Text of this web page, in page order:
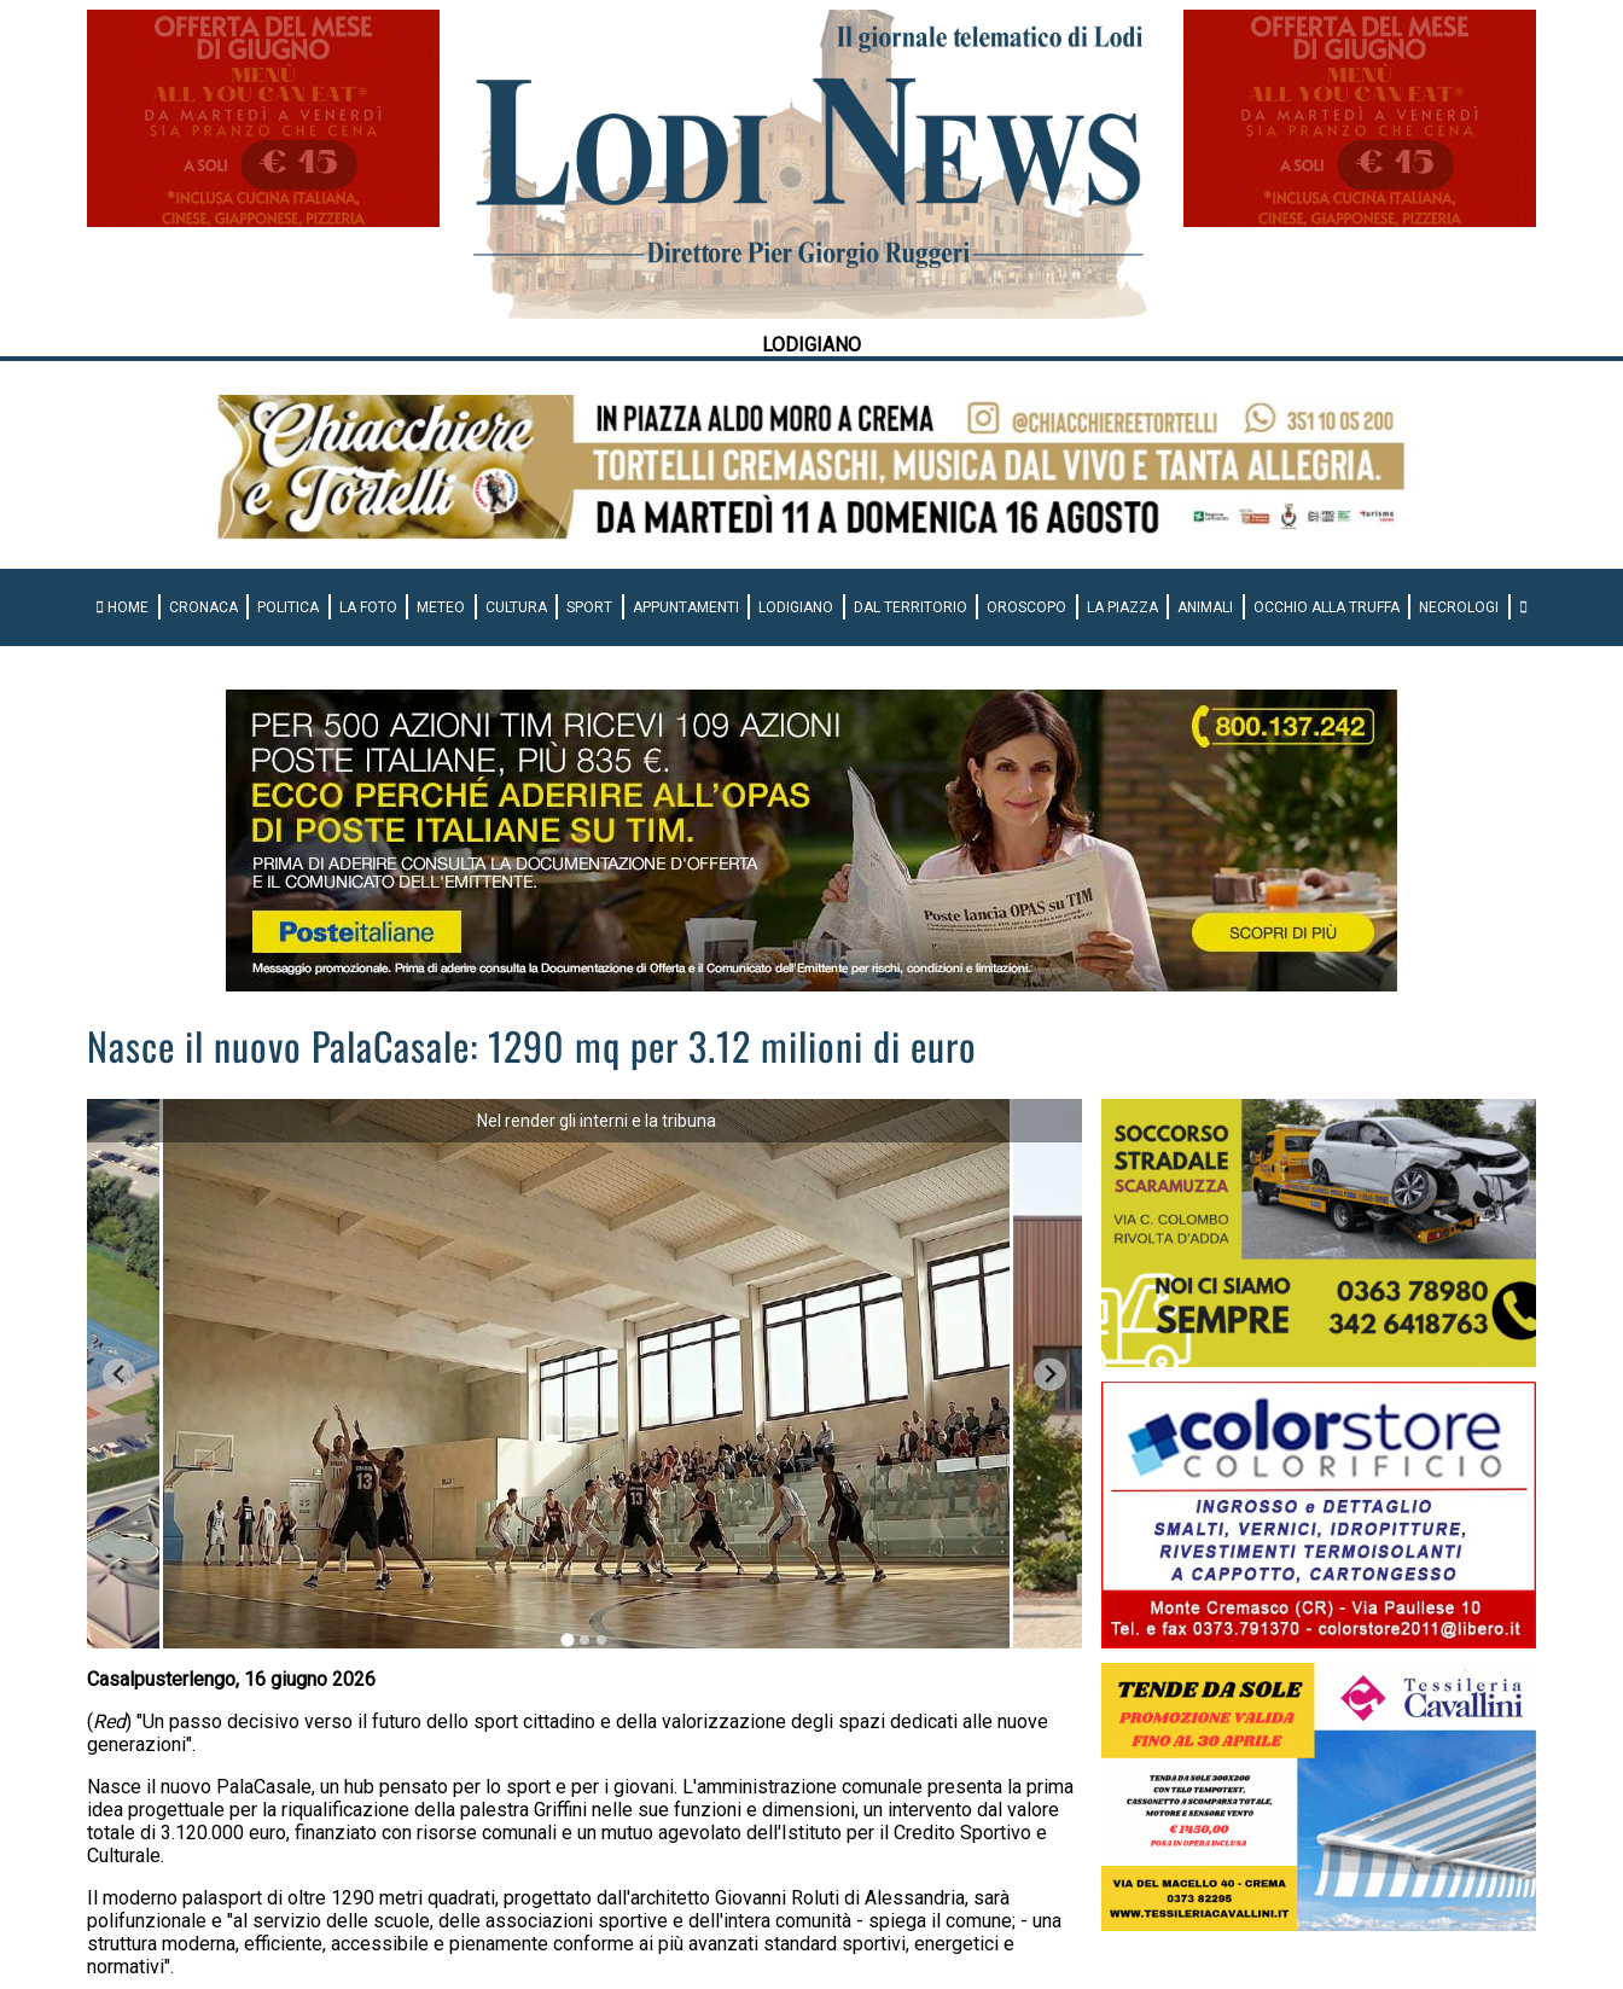
LODIGIANO
HOME CRONACA POLITICA LA FOTO METEO CULTURA SPORT APPUNTAMENTI LODIGIANO DAL TERRITORIO OROSCOPO LA PIAZZA ANIMALI OCCHIO ALLA TRUFFA NECROLOGI
Nasce il nuovo PalaCasale: 1290 mq per 3.12 milioni di euro
Nel render gli interni e la tribuna Nel render il prospetto esterno
Casalpusterlengo, 16 giugno 2026
(Red) "Un passo decisivo verso il futuro dello sport cittadino e della valorizzazione degli spazi dedicati alle nuove
generazioni".
Nasce il nuovo PalaCasale, un hub pensato per lo sport e per i giovani. L'amministrazione comunale presenta la prima
idea progettuale per la riqualificazione della palestra Griffini nelle sue funzioni e dimensioni, un intervento dal valore
totale di 3.120.000 euro, finanziato con risorse comunali e un mutuo agevolato dell'Istituto per il Credito Sportivo e
Culturale.
Il moderno palasport di oltre 1290 metri quadrati, progettato dall'architetto Giovanni Roluti di Alessandria, sarà
polifunzionale e "al servizio delle scuole, delle associazioni sportive e dell'intera comunità - spiega il comune; - una
struttura moderna, efficiente, accessibile e pienamente conforme ai più avanzati standard sportivi, energetici e
normativi".